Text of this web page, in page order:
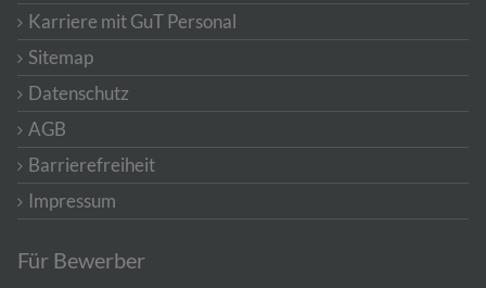
Karriere mit GuT Personal
Sitemap
Datenschutz
AGB
Barrierefreiheit
Impressum
Für Bewerber